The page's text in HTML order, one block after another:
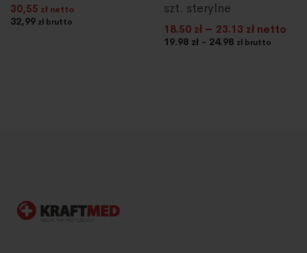
30,55 zł netto
32,99 zł brutto
szt. sterylne
18.50 zł – 23.13 zł netto
19.98 zł - 24.98 zł brutto